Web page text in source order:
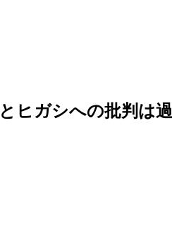
ヒガシへの批判は過